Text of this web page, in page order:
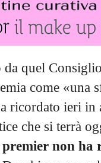
da quel
come «una
ricordato ieri in
che si terrà
non ha